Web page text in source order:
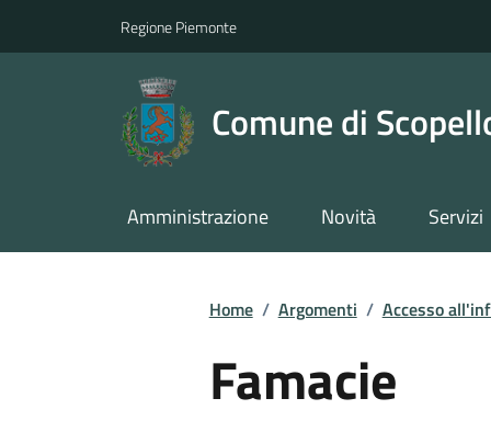
Regione Piemonte
Comune di
Amministrazione Novità Servizi
Home / Argomenti / Accesso
Famacie